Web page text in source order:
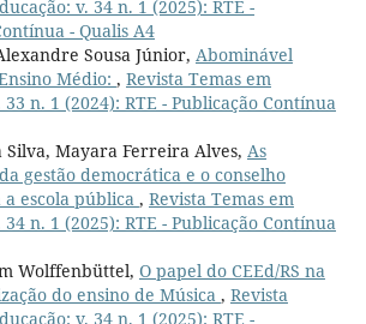
v. 34 n. 1 (2025): RTE -
- Qualis A4
Sousa Júnior, Abominável
Médio: , Revista Temas em
33 n. 1 (2024): RTE - Publicação Contínua
Silva, Mayara Ferreira Alves, As
gestão democrática e o conselho
escola pública , Revista Temas em
34 n. 1 (2025): RTE - Publicação Contínua
Wolffenbüttel, O papel do CEEd/RS na
do ensino de Música , Revista
v. 34 n. 1 (2025): RTE -